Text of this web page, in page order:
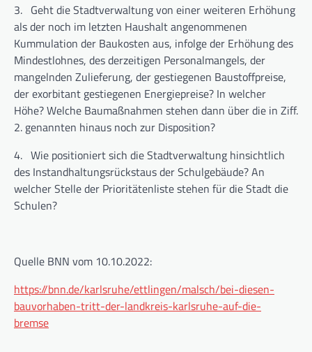
3. Geht die Stadtverwaltung von einer weiteren Erhöhung
als der noch im letzten Haushalt angenommenen
Kummulation der Baukosten aus, infolge der Erhöhung des
Mindestlohnes, des derzeitigen Personalmangels, der
mangelnden Zulieferung, der gestiegenen Baustoffpreise,
der exorbitant gestiegenen Energiepreise? In welcher
Höhe? Welche Baumaßnahmen stehen dann über die in Ziff.
2. genannten hinaus noch zur Disposition?
4. Wie positioniert sich die Stadtverwaltung hinsichtlich
des Instandhaltungsrückstaus der Schulgebäude? An
welcher Stelle der Prioritätenliste stehen für die Stadt die
Schulen?
Quelle BNN vom 10.10.2022:
https://bnn.de/karlsruhe/ettlingen/malsch/bei-diesen-
bauvorhaben-tritt-der-landkreis-karlsruhe-auf-die-
bremse